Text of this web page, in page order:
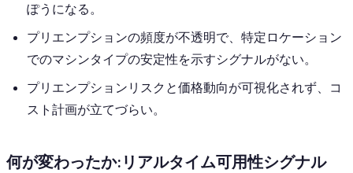
ぽうになる。
プリエンプションの頻度が不透明で、特定ロケーション
でのマシンタイプの安定性を示すシグナルがない。
プリエンプションリスクと価格動向が可視化されず、コ
スト計画が立てづらい。
何が変わったか:リアルタイム可用性シグナル